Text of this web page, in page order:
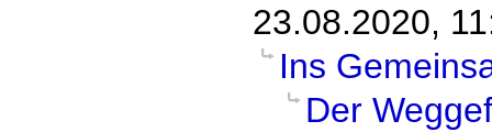
23.08.2020,
Ins
Der